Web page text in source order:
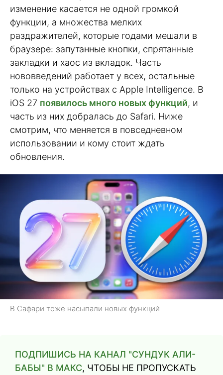
изменение касается не одной громкой
функции, а множества мелких
раздражителей, которые годами мешали в
браузере: запутанные кнопки, спрятанные
закладки и хаос из вкладок. Часть
нововведений работает у всех, остальные
только на устройствах с Apple Intelligence. В
iOS 27 появилось много новых функций, и
часть из них добралась до Safari. Ниже
смотрим, что меняется в повседневном
использовании и кому стоит ждать
обновления.
В Сафари тоже насыпали новых функций
ПОДПИШИСЬ НА КАНАЛ "СУНДУК АЛИ-
БАБЫ" В МАКС, ЧТОБЫ НЕ ПРОПУСКАТЬ